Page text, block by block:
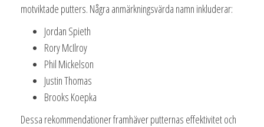
motviktade putters. Några anmärkningsvärda namn inkluderar:
Jordan Spieth
Rory McIlroy
Phil Mickelson
Justin Thomas
Brooks Koepka
Dessa rekommendationer framhäver putternas effektivitet och